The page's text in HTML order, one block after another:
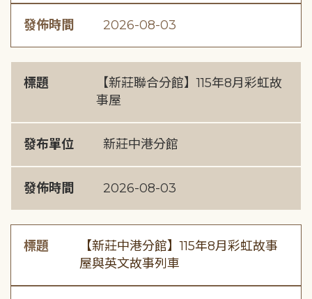
發佈時間 2026-08-03
標題
【新莊聯合分館】115年8月彩虹故
事屋
發布單位 新莊中港分館
發佈時間 2026-08-03
標題
【新莊中港分館】115年8月彩虹故事
屋與英文故事列車